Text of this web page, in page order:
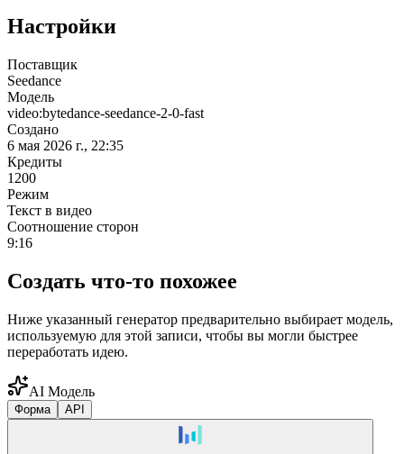
Настройки
Поставщик
Seedance
Модель
video:bytedance-seedance-2-0-fast
Создано
6 мая 2026 г., 22:35
Кредиты
1200
Режим
Текст в видео
Соотношение сторон
9:16
Создать что-то похожее
Ниже указанный генератор предварительно выбирает модель,
используемую для этой записи, чтобы вы могли быстрее
переработать идею.
AI Модель
Форма API